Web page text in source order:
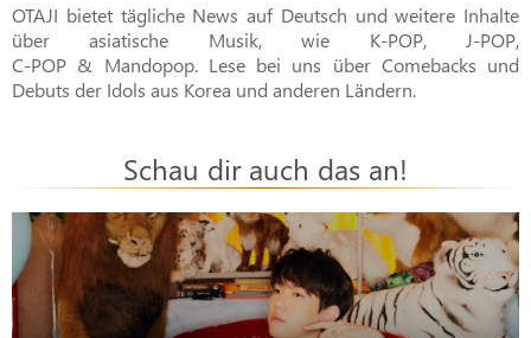
OTAJI bietet tägliche News auf Deutsch und weitere Inhalte
über asiatische Musik, wie K-POP, J-POP,
C-POP & Mandopop. Lese bei uns über Comebacks und
Debuts der Idols aus Korea und anderen Ländern.
Schau dir auch das an!